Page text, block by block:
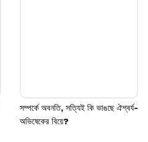
সম্পর্কে অবনতি, সত্যিই কি ভাঙছে ঐশ্বর্য-
অভিষেকের বিয়ে?